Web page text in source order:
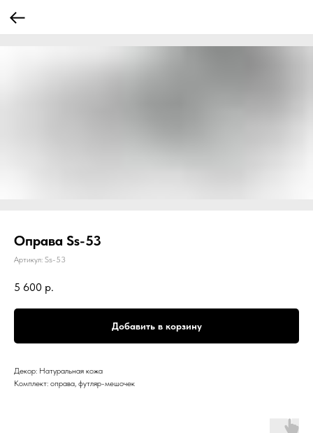
Оправа Ss-53
Артикул: Ss-53
5 600 р.
Добавить в корзину
Декор: Натуральная кожа
Комплект: оправа, футляр-мешочек